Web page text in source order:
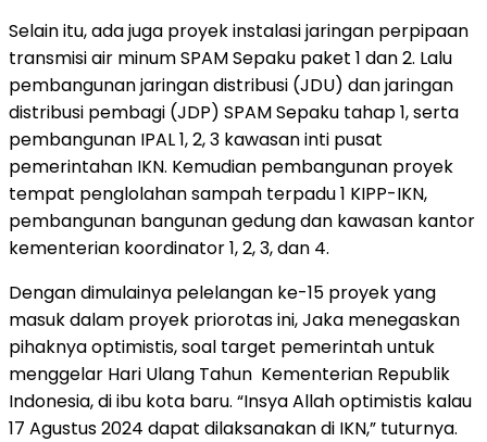
Selain itu, ada juga proyek instalasi jaringan perpipaan
transmisi air minum SPAM Sepaku paket 1 dan 2. Lalu
pembangunan jaringan distribusi (JDU) dan jaringan
distribusi pembagi (JDP) SPAM Sepaku tahap 1, serta
pembangunan IPAL 1, 2, 3 kawasan inti pusat
pemerintahan IKN. Kemudian pembangunan proyek
tempat penglolahan sampah terpadu 1 KIPP-IKN,
pembangunan bangunan gedung dan kawasan kantor
kementerian koordinator 1, 2, 3, dan 4.
Dengan dimulainya pelelangan ke-15 proyek yang
masuk dalam proyek priorotas ini, Jaka menegaskan
pihaknya optimistis, soal target pemerintah untuk
menggelar Hari Ulang Tahun Kementerian Republik
Indonesia, di ibu kota baru. “Insya Allah optimistis kalau
17 Agustus 2024 dapat dilaksanakan di IKN,” tuturnya.